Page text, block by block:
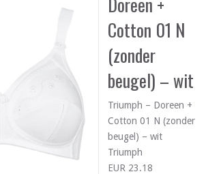
Cotton 01 N
(zonder
beugel) – wit
Triumph – Doreen +
Cotton 01 N (zonder
beugel) – wit
Triumph
EUR 23.18